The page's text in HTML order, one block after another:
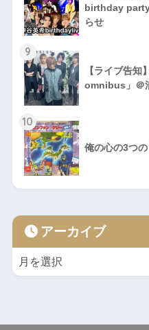
birthday party
らせ
9
【ライブ告
omnibus」＠
10
俺の心の3つの
アーカイブ